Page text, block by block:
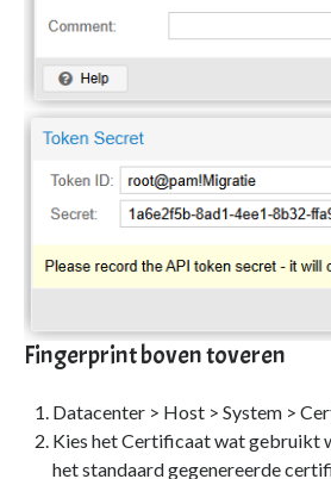
Fingerprint boven toveren
Datacenter > Host > System >
Kies het Certificaat wat gebruikt
het standaard gegenereerde